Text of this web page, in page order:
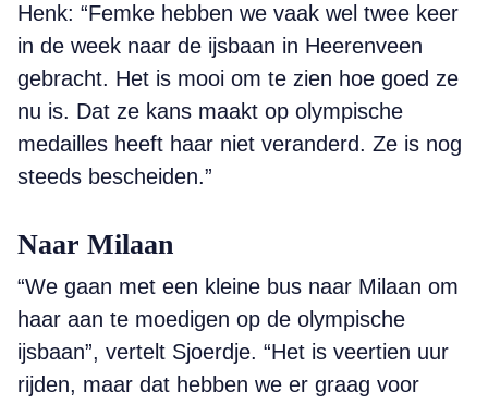
Henk: “Femke hebben we vaak wel twee keer
in de week naar de ijsbaan in Heerenveen
gebracht. Het is mooi om te zien hoe goed ze
nu is. Dat ze kans maakt op olympische
medailles heeft haar niet veranderd. Ze is nog
steeds bescheiden.”
Naar Milaan
“We gaan met een kleine bus naar Milaan om
haar aan te moedigen op de olympische
ijsbaan”, vertelt Sjoerdje. “Het is veertien uur
rijden, maar dat hebben we er graag voor